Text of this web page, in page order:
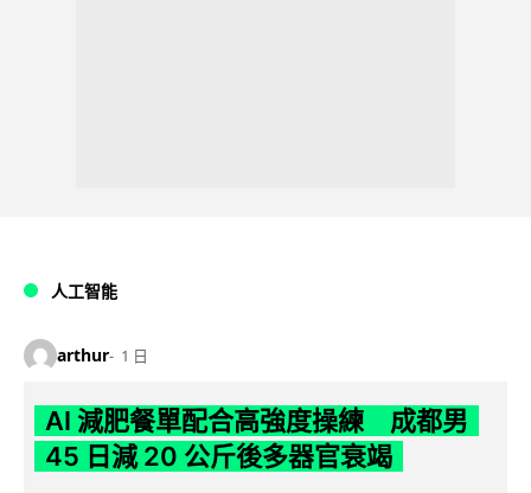
人工智能
arthur 1 日
AI 減肥餐單配合高強度操練 成都男
45 日減 20 公斤後多器官衰竭